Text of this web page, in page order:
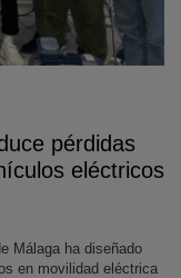
pérdidas
eléctricos
Málaga ha diseñado
en movilidad eléctrica